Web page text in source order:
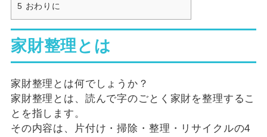
5 おわりに
家財整理とは
家財整理とは何でしょうか？
家財整理とは、読んで字のごとく家財を整理するこ
とを指します。
その内容は、片付け・掃除・整理・リサイクルの4